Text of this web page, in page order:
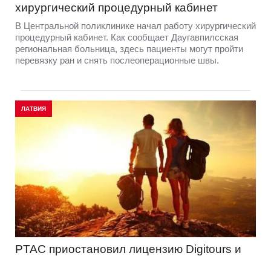
хирургический процедурный кабинет
В Центральной поликлинике начал работу хирургический
процедурный кабинет. Как сообщает Даугавпилсская
региональная больница, здесь пациенты могут пройти
перевязку ран и снять послеоперационные швы.
ЛАТВИЯ
PTAC приостановил лицензию Digitours и